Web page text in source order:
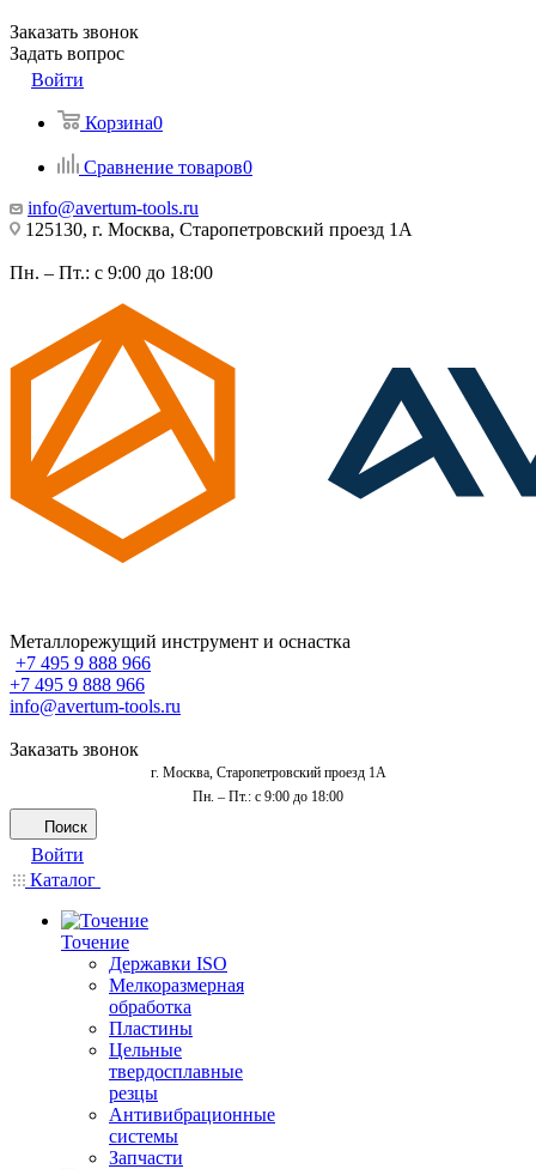
Заказать звонок
Задать вопрос
Войти
Корзина0
Сравнение товаров0
info@avertum-tools.ru
125130, г. Москва, Старопетровский проезд 1А
Пн. – Пт.: с 9:00 до 18:00
Металлорежущий инструмент и оснастка
+7 495 9 888 966
+7 495 9 888 966
info@avertum-tools.ru
Заказать звонок
г. Москва, Старопетровский проезд 1А
Пн. – Пт.: с 9:00 до 18:00
Поиск
Войти
Каталог
Точение
Державки ISO
Мелкоразмерная
обработка
Пластины
Цельные
твердосплавные
резцы
Антивибрационные
системы
Запчасти